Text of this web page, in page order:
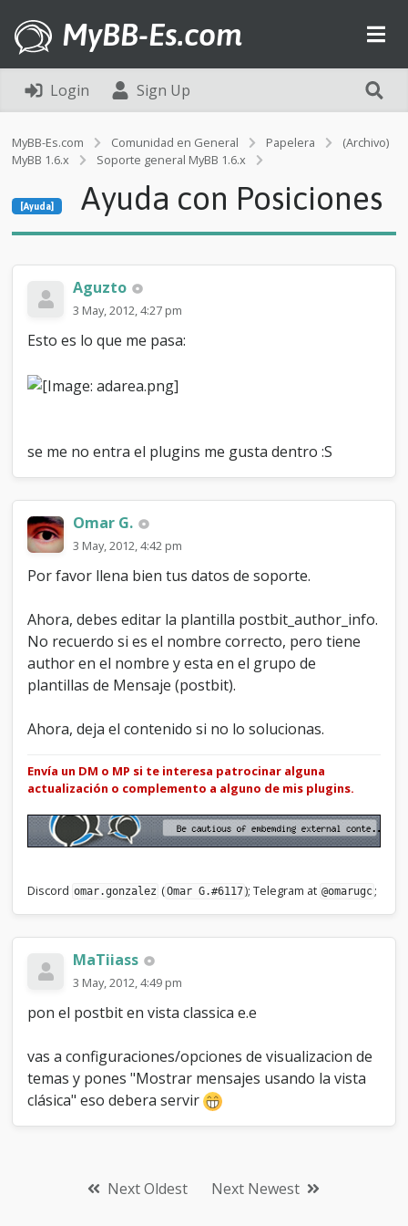
MyBB-Es.com
Login Sign Up
MyBB-Es.com Comunidad en General Papelera
(Archivo)
MyBB 1.6.x
Soporte general MyBB 1.6.x
A
y
u
a
n
[Ayuda] Ayuda con Posiciones
Aguzto
3 May, 2012, 4:27 pm
Esto es lo que me pasa:
se me no entra el plugins me gusta dentro :S
Omar G.
3 May, 2012, 4:42 pm
Por favor llena bien tus datos de soporte.
Ahora, debes editar la plantilla postbit_author_info.
No recuerdo si es el nombre correcto, pero tiene
author en el nombre y esta en el grupo de
plantillas de Mensaje (postbit).
Ahora, deja el contenido si no lo solucionas.
Envía un DM o MP si te interesa patrocinar alguna
actualización o complemento a alguno de mis plugins.
Discord omar.gonzalez (Omar G.#6117); Telegram at @omarugc ;
MaTiiass
3 May, 2012, 4:49 pm
pon el postbit en vista classica e.e
vas a configuraciones/opciones de visualizacion de
temas y pones "Mostrar mensajes usando la vista
clásica" eso debera servir
Next Oldest Next Newest